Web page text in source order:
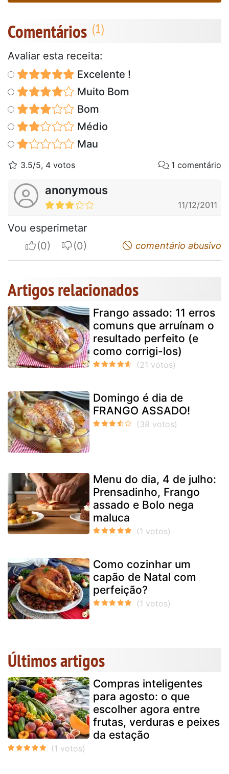
Comentários
Avaliar esta receita:
Excelente !
Muito Bom
Bom
Médio
Mau
3.5/5, 4 votos 1 comentário
anonymous
11/12/2011
Vou esperimetar
I apreciateI do not appreciatecomentário abusivo
Artigos relacionados
Frango assado: 11 erros
comuns que arruínam o
resultado perfeito (e
como corrigi-los)
Domingo é dia de
FRANGO ASSADO!
Menu do dia, 4 de julho:
Prensadinho, Frango
assado e Bolo nega
maluca
Como cozinhar um
capão de Natal com
perfeição?
Últimos artigos
Compras inteligentes
para agosto: o que
escolher agora entre
frutas, verduras e peixes
da estação